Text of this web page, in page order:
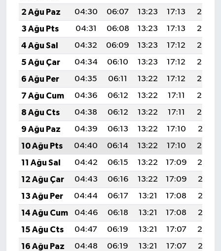
2 Ağu Paz
04:30 06:07 13:23 17:13
20:28
3 Ağu Pts
04:31 06:08 13:23 17:13
20:27
4 Ağu Sal
04:32 06:09 13:23 17:12
20:26
5 Ağu Çar
04:34 06:10 13:23 17:12
20:25
6 Ağu Per
04:35 06:11 13:22 17:12
20:24
7 Ağu Cum
04:36 06:12 13:22 17:11
20:23
8 Ağu Cts
04:38 06:12 13:22 17:11
20:22
9 Ağu Paz
04:39 06:13 13:22 17:10
20:21
10 Ağu Pts
04:40 06:14 13:22 17:10
20:20
11 Ağu Sal
04:42 06:15 13:22 17:09
20:19
12 Ağu Çar
04:43 06:16 13:22 17:09
20:17
13 Ağu Per
04:44 06:17 13:21 17:08
20:16
14 Ağu Cum
04:46 06:18 13:21 17:08
20:15
15 Ağu Cts
04:47 06:19 13:21 17:07
20:14
16 Ağu Paz
04:48 06:19 13:21 17:07
20:12